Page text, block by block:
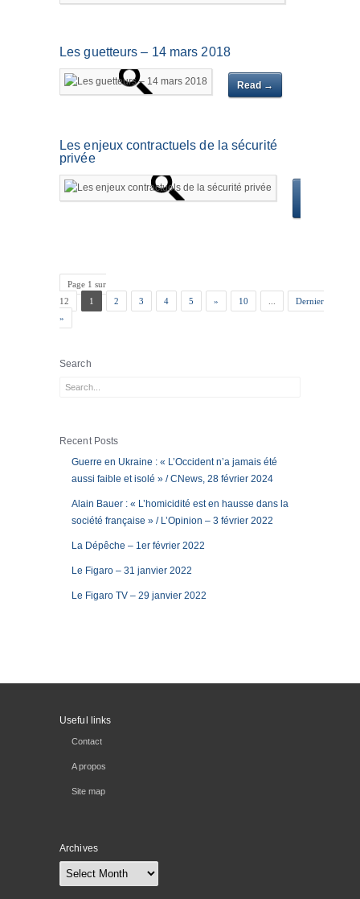
Les guetteurs – 14 mars 2018
Read →
Les enjeux contractuels de la sécurité
privée
Page 1 sur
12
1 2 3 4 5 » 10
Dernier
»
Search
Recent Posts
Guerre en Ukraine : « L’Occident n’a jamais été
aussi faible et isolé » / CNews, 28 février 2024
Alain Bauer : « L’homicidité est en hausse dans la
société française » / L’Opinion – 3 février 2022
La Dépêche – 1er février 2022
Le Figaro – 31 janvier 2022
Le Figaro TV – 29 janvier 2022
Useful links
Contact
A propos
Site map
Archives
Archives